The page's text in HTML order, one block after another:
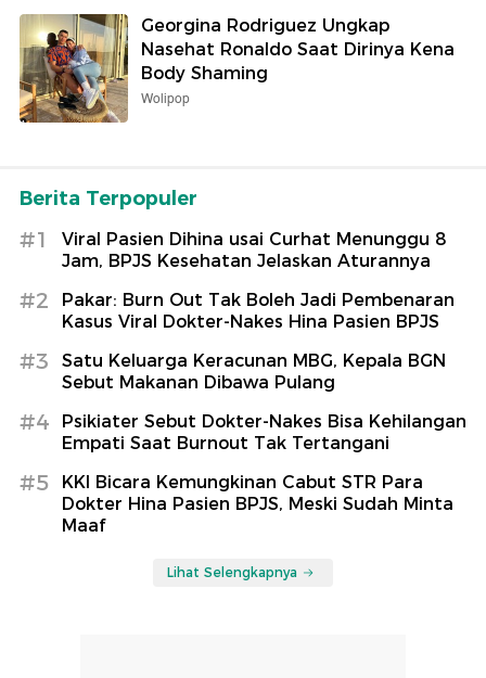
Georgina Rodriguez Ungkap
Nasehat Ronaldo Saat Dirinya Kena
Body Shaming
Wolipop
Berita Terpopuler
#1
Viral Pasien Dihina usai Curhat Menunggu 8
Jam, BPJS Kesehatan Jelaskan Aturannya
#2
Pakar: Burn Out Tak Boleh Jadi Pembenaran
Kasus Viral Dokter-Nakes Hina Pasien BPJS
#3
Satu Keluarga Keracunan MBG, Kepala BGN
Sebut Makanan Dibawa Pulang
#4
Psikiater Sebut Dokter-Nakes Bisa Kehilangan
Empati Saat Burnout Tak Tertangani
#5
KKI Bicara Kemungkinan Cabut STR Para
Dokter Hina Pasien BPJS, Meski Sudah Minta
Maaf
Lihat Selengkapnya